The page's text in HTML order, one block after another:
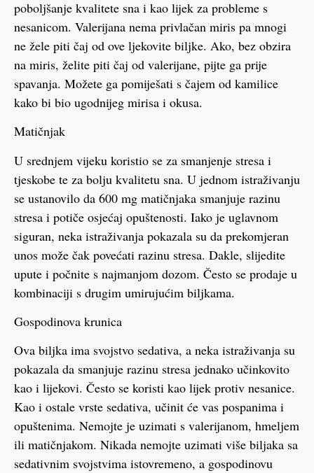
poboljšanje kvalitete sna i kao lijek za probleme s
nesanicom. Valerijana nema privlačan miris pa mnogi
ne žele piti čaj od ove ljekovite biljke. Ako, bez obzira
na miris, želite piti čaj od valerijane, pijte ga prije
spavanja. Možete ga pomiješati s čajem od kamilice
kako bi bio ugodnijeg mirisa i okusa.
Matičnjak
U srednjem vijeku koristio se za smanjenje stresa i
tjeskobe te za bolju kvalitetu sna. U jednom istraživanju
se ustanovilo da 600 mg matičnjaka smanjuje razinu
stresa i potiče osjećaj opuštenosti. Iako je uglavnom
siguran, neka istraživanja pokazala su da prekomjeran
unos može čak povećati razinu stresa. Dakle, slijedite
upute i počnite s najmanjom dozom. Često se prodaje u
kombinaciji s drugim umirujućim biljkama.
Gospodinova krunica
Ova biljka ima svojstvo sedativa, a neka istraživanja su
pokazala da smanjuje razinu stresa jednako učinkovito
kao i lijekovi. Često se koristi kao lijek protiv nesanice.
Kao i ostale vrste sedativa, učinit će vas pospanima i
opuštenima. Nemojte je uzimati s valerijanom, hmeljem
ili matičnjakom. Nikada nemojte uzimati više biljaka sa
sedativnim svojstvima istovremeno, a gospodinovu